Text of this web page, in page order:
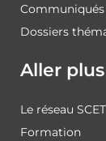
Communiqués
Dossiers
Aller
Le réseau SCET
Formation